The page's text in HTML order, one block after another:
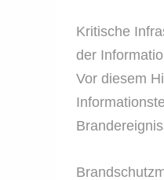
Kritische
der
Vor diesem